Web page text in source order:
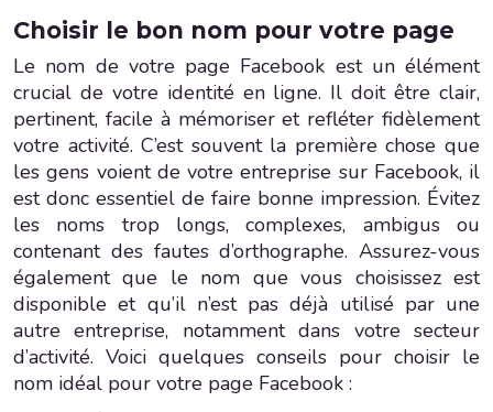
Choisir le bon nom pour votre page
Le nom de votre page Facebook est un élément
crucial de votre identité en ligne. Il doit être clair,
pertinent, facile à mémoriser et refléter fidèlement
votre activité. C’est souvent la première chose que
les gens voient de votre entreprise sur Facebook, il
est donc essentiel de faire bonne impression. Évitez
les noms trop longs, complexes, ambigus ou
contenant des fautes d’orthographe. Assurez-vous
également que le nom que vous choisissez est
disponible et qu’il n’est pas déjà utilisé par une
autre entreprise, notamment dans votre secteur
d’activité. Voici quelques conseils pour choisir le
nom idéal pour votre page Facebook :